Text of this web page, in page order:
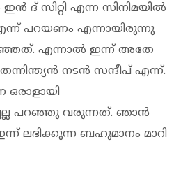
ദ് സിറ്റി എന്ന സിനിമയില്‍
പറയണം എന്നായിരുന്നു
എന്നാല്‍ ഇന്ന് അതേ
നടന്‍ സന്ദീപ് എന്ന്.
പറഞ്ഞു വരുന്നത്. ഞാന്‍
ലഭിക്കുന്ന ബഹുമാനം മാറി